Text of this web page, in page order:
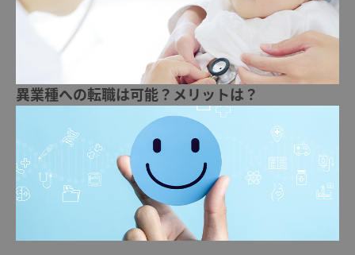
異業種への転職は可能？メリットは？